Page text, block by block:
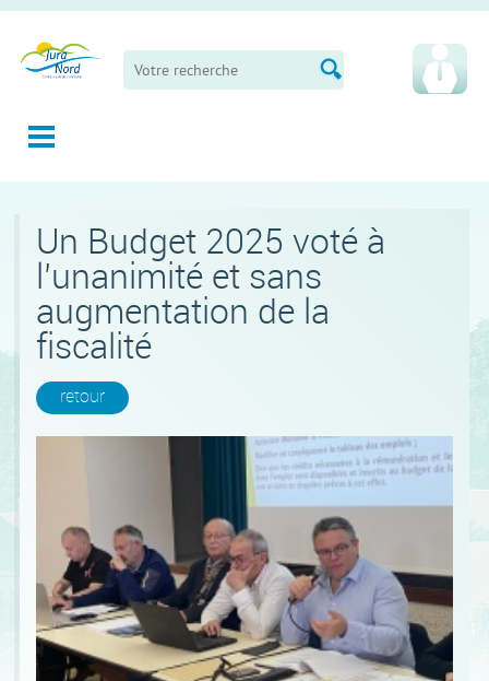
Un Budget 2025 voté à
l’unanimité et sans
augmentation de la
fiscalité
retour
Panneau de gestion des cookies